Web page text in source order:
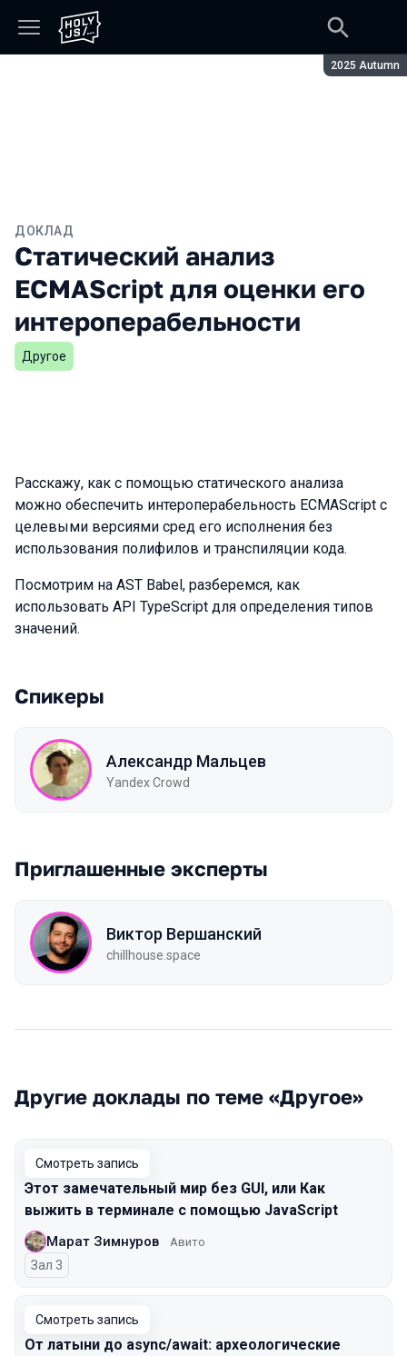
Сезон:
2025 Autumn
ДОКЛАД
Cтатический анализ
ECMAScript для оценки его
интероперабельности
Другое
Расскажу, как с помощью статического анализа
можно обеспечить интероперабельность ECMAScript с
целевыми версиями сред его исполнения без
использования полифилов и транспиляции кода.
Посмотрим на AST Babel, разберемся, как
использовать API TypeScript для определения типов
значений.
Спикеры
Александр Мальцев
Yandex Crowd
Приглашенные эксперты
Виктор Вершанский
chillhouse.space
Другие доклады по теме «Другое»
Смотреть запись
Этот замечательный мир без GUI, или Как
выжить в терминале с помощью JavaScript
Марат Зимнуров Авито
Зал 3
Смотреть запись
От латыни до async/await: археологические